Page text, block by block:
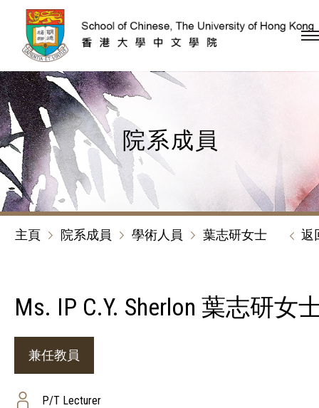
跳到內容（按回車鍵）
院系成員
主頁 院系成員 學術人員 葉志研女士 返
Ms. IP C.Y. Sherlon 葉志研女
兼任教員
P/T Lecturer